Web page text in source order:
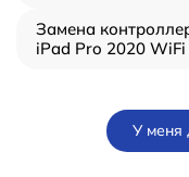
Замена
iPad Pro 2020 WiFi
У меня